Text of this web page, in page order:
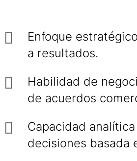
Enfoque
a resultados.
Habilidad de
de acuerdos
Capacidad
decisiones basada